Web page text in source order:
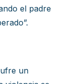
el padre
un